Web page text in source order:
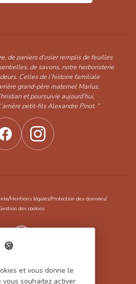
les produits
de paniers d’osier remplis de feuilles
de savons, notre herboristerie
Celles de l’histoire familiale
grand-père maternel Marius,
et poursuivie aujourd’hui,
petit-fils Alexandre Pinot. ”
/Mentions légales/Protection des données/
des cookies
Koredge
et vous donne le
souhaitez activer